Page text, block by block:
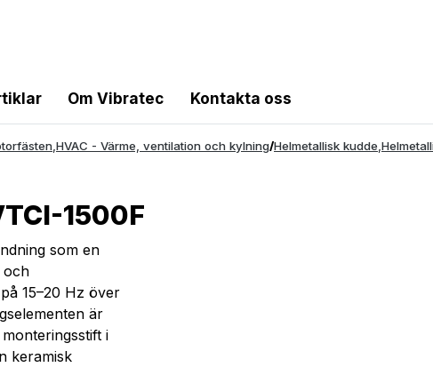
Om Vibratec Kontakta oss
,HVAC - Värme, ventilation och kylning/Helmetallisk kudde,
1500F
som en
och
15–20 Hz över
är
i
keramisk